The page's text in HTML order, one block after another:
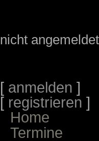
nicht angemeldet
[ anmelden ]
[ registrieren ]
Home
Termine